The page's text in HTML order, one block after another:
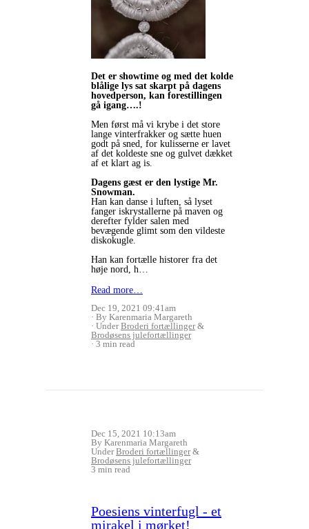
Det er showtime og med det kolde
blålige lys sat skarpt på dagens
hovedperson, kan forestillingen
gå igang….!
Men først må vi krybe i det store
lange vinterfrakker og sætte huen
godt på sned, for kulisserne er lavet
af det koldeste sne og gulvet dækket
af et klart ag is.
Dagens gæst er den lystige Mr.
Snowman.
Han kan danse i luften, så lyset
fanger iskrystallerne på maven og
derefter fylder salen med
bevægende glimt som den vildeste
diskokugle.
Han kan fortælle historer fra det
høje nord, h…
Read more…
Dec 19, 2021 09:41am
By Karenmaria Margareth
UnderBroderi fortællinger&
Brodøsens julefortællinger
3 min read
Dec 15, 2021 10:13am
By Karenmaria Margareth
UnderBroderi fortællinger&
Brodøsens julefortællinger
3 min read
Poesiens vinterfugl - et
mirakel i mørket!